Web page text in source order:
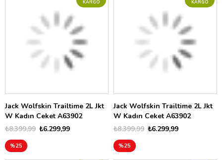
Jack Wolfskin Trailtime 2L Jkt
W Kadın Ceket A63902
₺6.299,99
₺8.399,99
%25
KARGO
Jack Wolfskin Trailtime 2L Jkt
W Kadın Ceket A63902
₺6.299,99
₺8.399,99
%25
KARGO